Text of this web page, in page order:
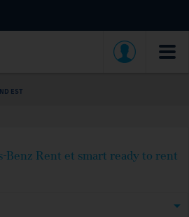
EST
Benz Rent et smart ready to rent